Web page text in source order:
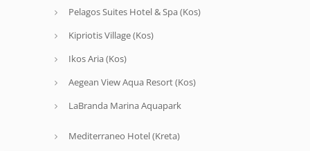
Pelagos Suites Hotel & Spa (Kos)
Kipriotis Village (Kos)
Ikos Aria (Kos)
Aegean View Aqua Resort (Kos)
LaBranda Marina Aquapark
Mediterraneo Hotel (Kreta)